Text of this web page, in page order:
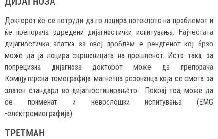
Докторот ќе се потруди да го лоцира потеклото на проблемот и
ќе препорача одредени дијагностички испитувања. Најчестата
дијагностичка алатка за овој проблем е рендгенот кој брзо
може да ја лоцира скршеницата на прешленот. Исто така, за
попрецизна дијагноза докторот може да препорача
Компјутерска томографија, магнетна резонанца која се смета за
златен стандард во дијагностицирањето. Покрај тоа, може да
се применат и невролошки испитувања (EMG
-електромиографија)
ТРЕТМАН